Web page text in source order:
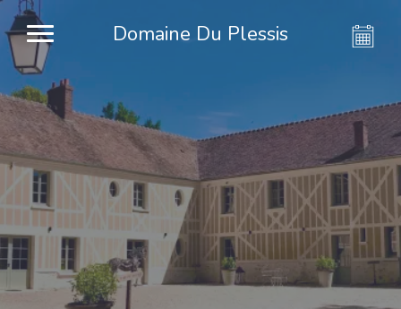
Domaine Du Plessis